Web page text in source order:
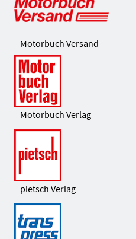
Motorbuch Versand
Motorbuch Verlag
pietsch Verlag